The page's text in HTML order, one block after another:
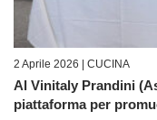
2 Aprile 2026 | CUCINA
Al Vinitaly Prandini
piattaforma per